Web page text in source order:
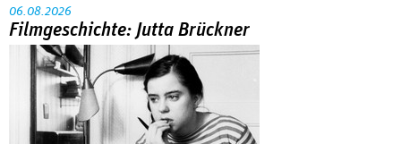
06.08.2026
Filmgeschichte: Jutta Brückner